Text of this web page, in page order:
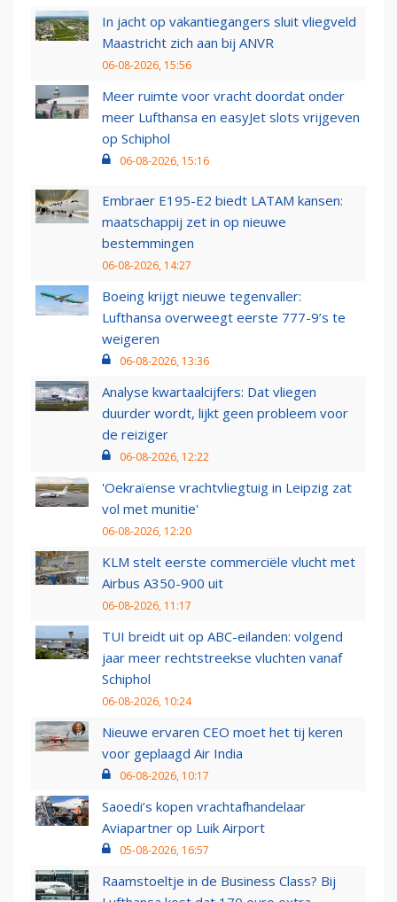
In jacht op vakantiegangers sluit vliegveld
Maastricht zich aan bij ANVR
06-08-2026, 15:56
Meer ruimte voor vracht doordat onder
meer Lufthansa en easyJet slots vrijgeven
op Schiphol
06-08-2026, 15:16
Embraer E195-E2 biedt LATAM kansen:
maatschappij zet in op nieuwe
bestemmingen
06-08-2026, 14:27
Boeing krijgt nieuwe tegenvaller:
Lufthansa overweegt eerste 777-9’s te
weigeren
06-08-2026, 13:36
Analyse kwartaalcijfers: Dat vliegen
duurder wordt, lijkt geen probleem voor
de reiziger
06-08-2026, 12:22
'Oekraïense vrachtvliegtuig in Leipzig zat
vol met munitie'
06-08-2026, 12:20
KLM stelt eerste commerciële vlucht met
Airbus A350-900 uit
06-08-2026, 11:17
TUI breidt uit op ABC-eilanden: volgend
jaar meer rechtstreekse vluchten vanaf
Schiphol
06-08-2026, 10:24
Nieuwe ervaren CEO moet het tij keren
voor geplaagd Air India
06-08-2026, 10:17
Saoedi’s kopen vrachtafhandelaar
Aviapartner op Luik Airport
05-08-2026, 16:57
Raamstoeltje in de Business Class? Bij